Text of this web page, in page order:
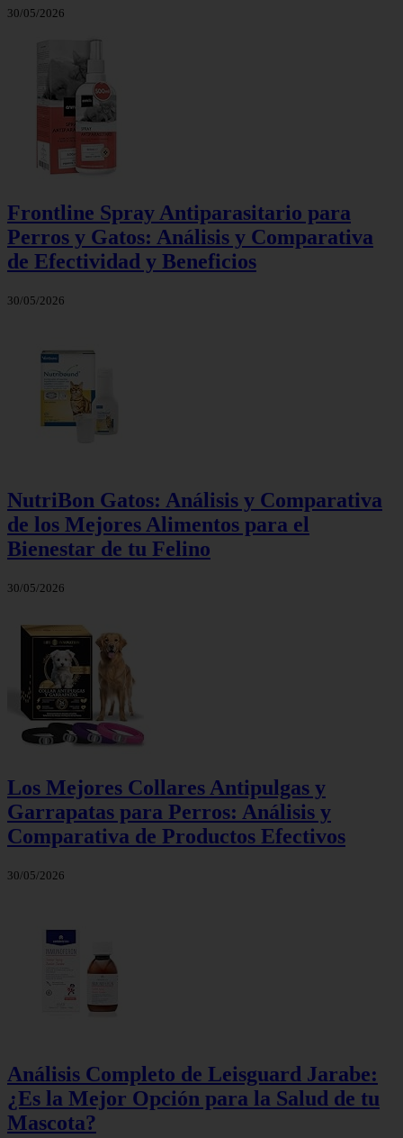
30/05/2026
Frontline Spray Antiparasitario para
Perros y Gatos: Análisis y Comparativa
de Efectividad y Beneficios
30/05/2026
NutriBon Gatos: Análisis y Comparativa
de los Mejores Alimentos para el
Bienestar de tu Felino
30/05/2026
Los Mejores Collares Antipulgas y
Garrapatas para Perros: Análisis y
Comparativa de Productos Efectivos
30/05/2026
Análisis Completo de Leisguard Jarabe:
¿Es la Mejor Opción para la Salud de tu
Mascota?